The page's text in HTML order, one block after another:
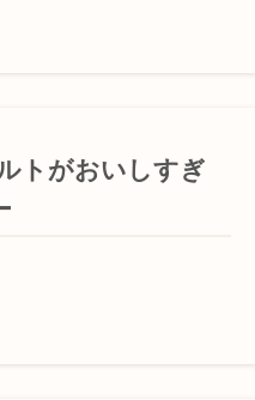
トがおいしすぎ